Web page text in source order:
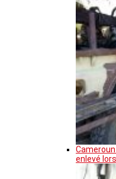
enlevé